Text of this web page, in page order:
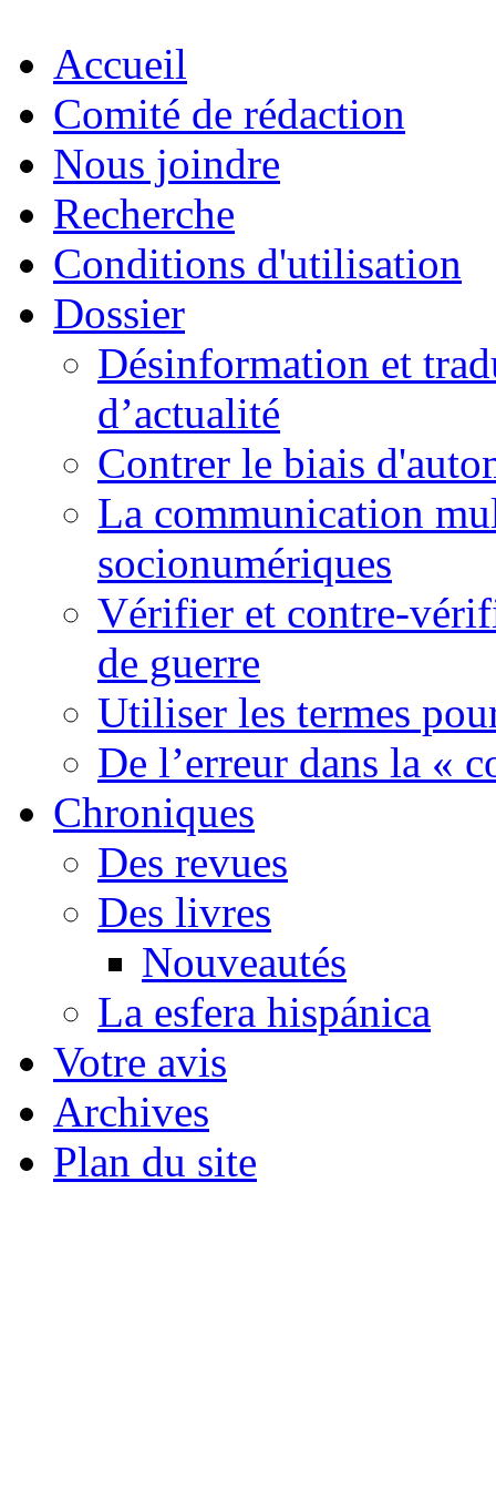
Accueil
Comité de rédaction
Nous joindre
Recherche
Conditions d'utilisation
Dossier
Désinformation et
d’actualité
Contrer le biais
La communication
socionumériques
Vérifier et contre-
de guerre
Utiliser les termes
De l’erreur dans la «
Chroniques
Des revues
Des livres
Nouveautés
La esfera hispánica
Votre avis
Archives
Plan du site